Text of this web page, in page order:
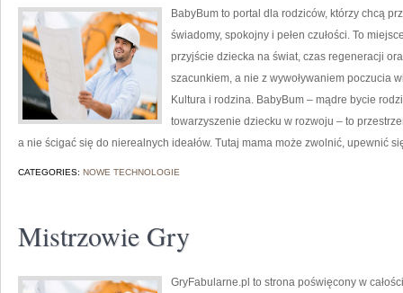
BabyBum to portal dla rodziców, którzy chcą
świadomy, spokojny i pełen czułości. To
przyjście dziecka na świat, czas regeneracji
szacunkiem, a nie z wywoływaniem poczucia
Kultura i rodzina. BabyBum – mądre bycie
towarzyszenie dziecku w rozwoju – to
a nie ścigać się do nierealnych ideałów. Tutaj mama może zwolnić, upewnić
CATEGORIES: NOWE TECHNOLOGIE
Mistrzowie Gry
GryFabularne.pl to strona poświęcony w